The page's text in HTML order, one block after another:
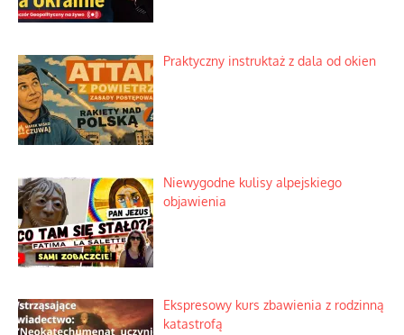
Praktyczny instruktaż z dala od okien
Niewygodne kulisy alpejskiego
objawienia
Ekspresowy kurs zbawienia z rodzinną
katastrofą